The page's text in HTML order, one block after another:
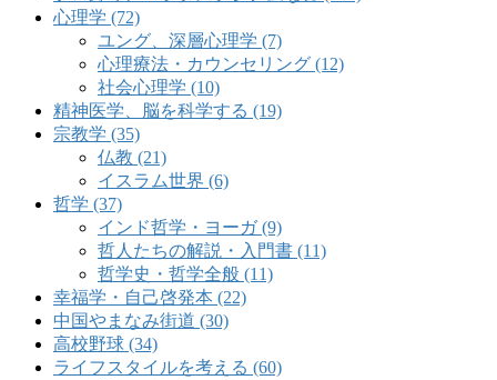
心理学 (72)
ユング、深層心理学 (7)
心理療法・カウンセリング (12)
社会心理学 (10)
精神医学、脳を科学する (19)
宗教学 (35)
仏教 (21)
イスラム世界 (6)
哲学 (37)
インド哲学・ヨーガ (9)
哲人たちの解説・入門書 (11)
哲学史・哲学全般 (11)
幸福学・自己啓発本 (22)
中国やまなみ街道 (30)
高校野球 (34)
ライフスタイルを考える (60)